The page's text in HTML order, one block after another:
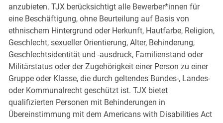
anzubieten. TJX berücksichtigt alle Bewerber*innen für
eine Beschäftigung, ohne Beurteilung auf Basis von
ethnischem Hintergrund oder Herkunft, Hautfarbe, Religion,
Geschlecht, sexueller Orientierung, Alter, Behinderung,
Geschlechtsidentität und -ausdruck, Familienstand oder
Militärstatus oder der Zugehörigkeit einer Person zu einer
Gruppe oder Klasse, die durch geltendes Bundes-, Landes-
oder Kommunalrecht geschützt ist. TJX bietet
qualifizierten Personen mit Behinderungen in
Übereinstimmung mit dem Americans with Disabilities Act